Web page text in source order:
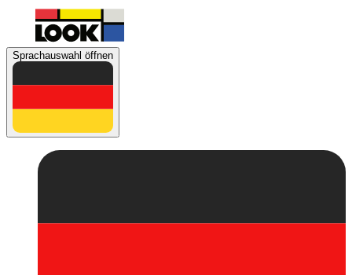
Sprachauswahl öffnen